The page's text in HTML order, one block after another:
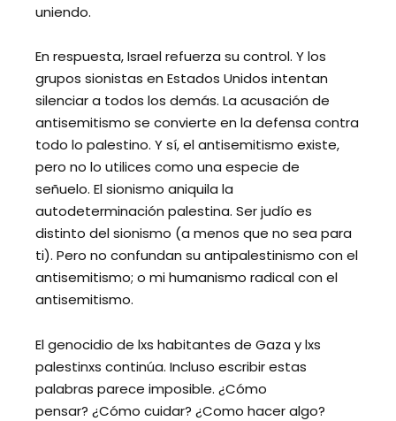
uniendo.
En respuesta, Israel refuerza su control. Y los
grupos sionistas en Estados Unidos intentan
silenciar a todos los demás. La acusación de
antisemitismo se convierte en la defensa contra
todo lo palestino. Y sí, el antisemitismo existe,
pero no lo utilices como una especie de
señuelo. El sionismo aniquila la
autodeterminación palestina. Ser judío es
distinto del sionismo (a menos que no sea para
ti). Pero no confundan su antipalestinismo con el
antisemitismo; o mi humanismo radical con el
antisemitismo.
El genocidio de lxs habitantes de Gaza y lxs
palestinxs continúa. Incluso escribir estas
palabras parece imposible. ¿Cómo
pensar? ¿Cómo cuidar? ¿Como hacer algo?